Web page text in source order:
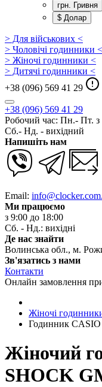
грн. Гривня
$ Долар
> Для військових <
> Чоловічі годинники <
> Жіночі годинники <
> Дитячі годинники <
+38 (096) 569 41 29
+38 (096) 569 41 29
Робочий час: Пн.- Пт. з
Сб.- Нд. - вихідний
Напишіть нам
Email:
Ми працюємо
з 9:00 до 18:00
Сб. - Нд.: вихідні
Де нас знайти
Волинська обл., м.
Зв'язатись з нами
Контакти
Онлайн замовлення
Жіночі
Годинник
Жіночий
SHOCK